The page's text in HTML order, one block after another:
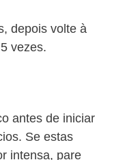
depois volte à
vezes.
antes de iniciar
Se estas
intensa, pare